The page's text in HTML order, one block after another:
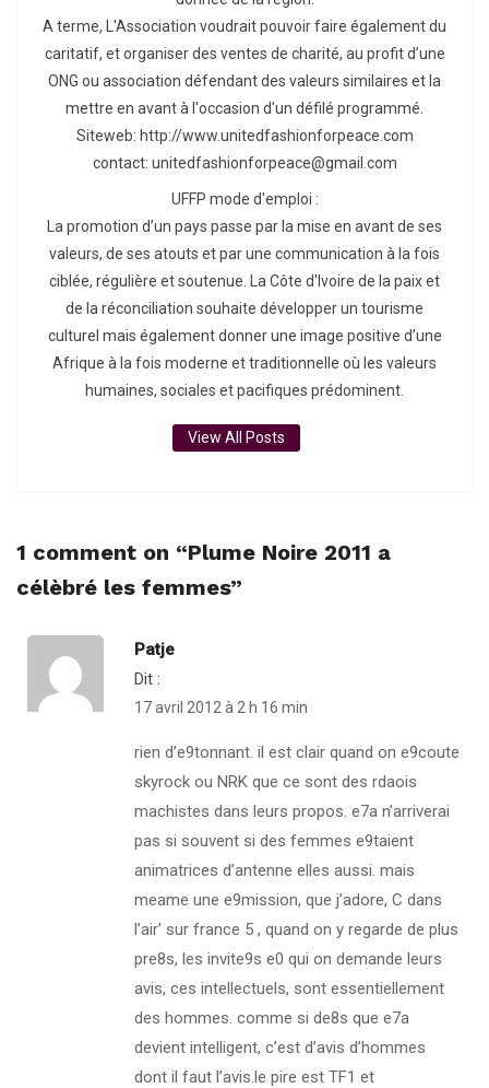
A terme, L'Association voudrait pouvoir faire également du
caritatif, et organiser des ventes de charité, au profit d’une
ONG ou association défendant des valeurs similaires et la
mettre en avant à l'occasion d'un défilé programmé.
Siteweb: http://www.unitedfashionforpeace.com
contact: unitedfashionforpeace@gmail.com
UFFP mode d'emploi :
La promotion d’un pays passe par la mise en avant de ses
valeurs, de ses atouts et par une communication à la fois
ciblée, régulière et soutenue. La Côte d'Ivoire de la paix et
de la réconciliation souhaite développer un tourisme
culturel mais également donner une image positive d’une
Afrique à la fois moderne et traditionnelle où les valeurs
humaines, sociales et pacifiques prédominent.
View All Posts
1 comment on “Plume Noire 2011 a
célèbré les femmes”
Patje
Dit :
17 avril 2012 à 2 h 16 min
rien d’e9tonnant. il est clair quand on e9coute
skyrock ou NRK que ce sont des rdaois
machistes dans leurs propos. e7a n’arriverai
pas si souvent si des femmes e9taient
animatrices d’antenne elles aussi. mais
meame une e9mission, que j’adore, C dans
l’air’ sur france 5 , quand on y regarde de plus
pre8s, les invite9s e0 qui on demande leurs
avis, ces intellectuels, sont essentiellement
des hommes. comme si de8s que e7a
devient intelligent, c’est d’avis d’hommes
dont il faut l’avis.le pire est TF1 et